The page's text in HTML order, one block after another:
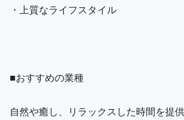
・上質なライフスタイル
■おすすめの業種
自然や癒し、リラックスした時間を提